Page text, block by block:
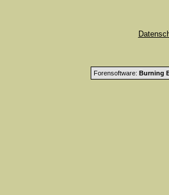
Forensoftware: Burning